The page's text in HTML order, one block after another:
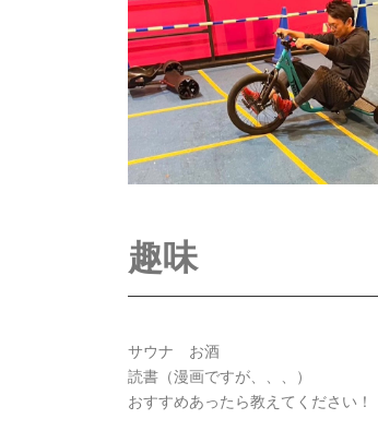
趣味
サウナ お酒
読書（漫画ですが、、、）
おすすめあったら教えてください！